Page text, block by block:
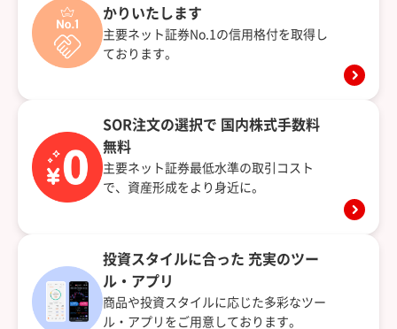
かりいたします
主要ネット証券No.1の信用格付を取得し
ております。
SOR注文の選択で 国内株式手数料
無料
主要ネット証券最低水準の取引コスト
で、資産形成をより身近に。
投資スタイルに合った 充実のツー
ル・アプリ
商品や投資スタイルに応じた多彩なツー
ル・アプリをご用意しております。